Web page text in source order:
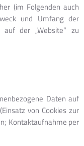
(im Folgenden auch
und Umfang der
auf der „Website“ zu
Daten auf
von Cookies zur
Kontaktaufnahme per